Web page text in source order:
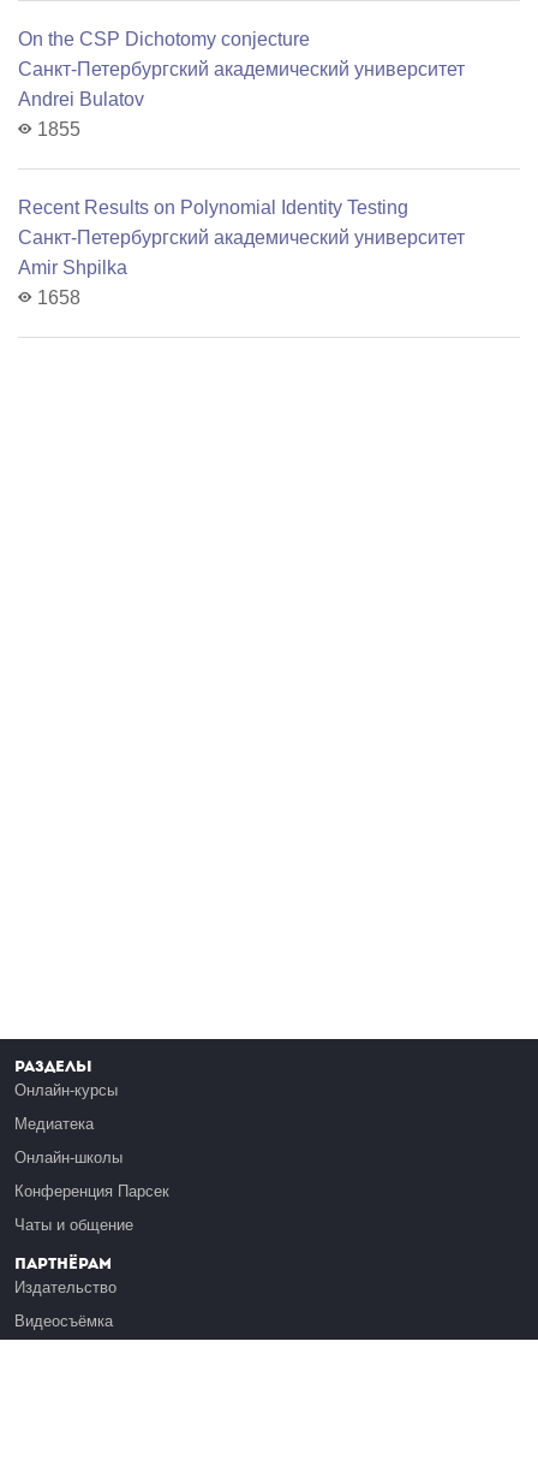
On the CSP Dichotomy conjecture
Санкт-Петербургский академический университет
Andrei Bulatov
1855
Recent Results on Polynomial Identity Testing
Санкт-Петербургский академический университет
Amir Shpilka
1658
Разделы
Онлайн-курсы
Медиатека
Онлайн-школы
Конференция Парсек
Чаты и общение
Партнёрам
Издательство
Видеосъёмка